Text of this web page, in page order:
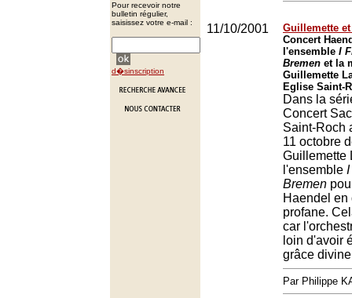
Pour recevoir notre
bulletin régulier,
saisissez votre e-mail :
d�sinscription
11/10/2001
Guillemette
Concert
l'ensemble I
Bremen et la
Guillemette
Eglise Saint-
Dans la
Concert
Saint-Roch
11 octobre
Guillemette
l'ensemble I
Bremen
Haendel en
profane.
car
loin d'avoir
grâce divine
Par Philippe